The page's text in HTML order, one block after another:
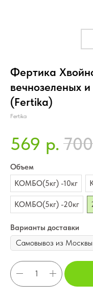
Фертика
вечнозеленых и
(Fertika)
Fertika
569 р. 700
Объем
КОМБО(5кг) -10кг
КОМБО(5кг) -20кг
Варианты доставки